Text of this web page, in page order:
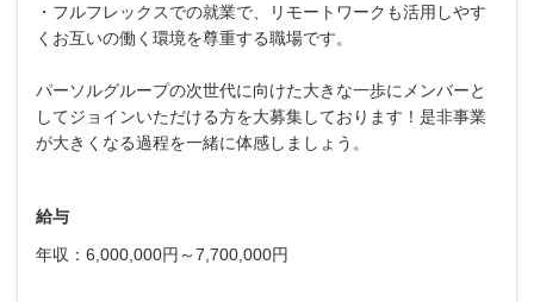
・フルフレックスでの就業で、リモートワークも活用しやす
くお互いの働く環境を尊重する職場です。
パーソルグループの次世代に向けた大きな一歩にメンバーと
してジョインいただける方を大募集しております！是非事業
が大きくなる過程を一緒に体感しましょう。
給与
年収：6,000,000円～7,700,000円